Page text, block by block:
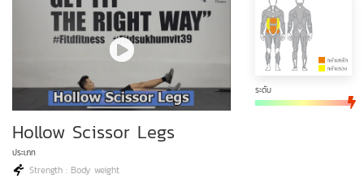
ระดับ
Hollow Scissor Legs
ประเภท
Strength : Body weight